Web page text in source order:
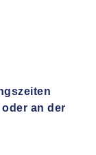
an der